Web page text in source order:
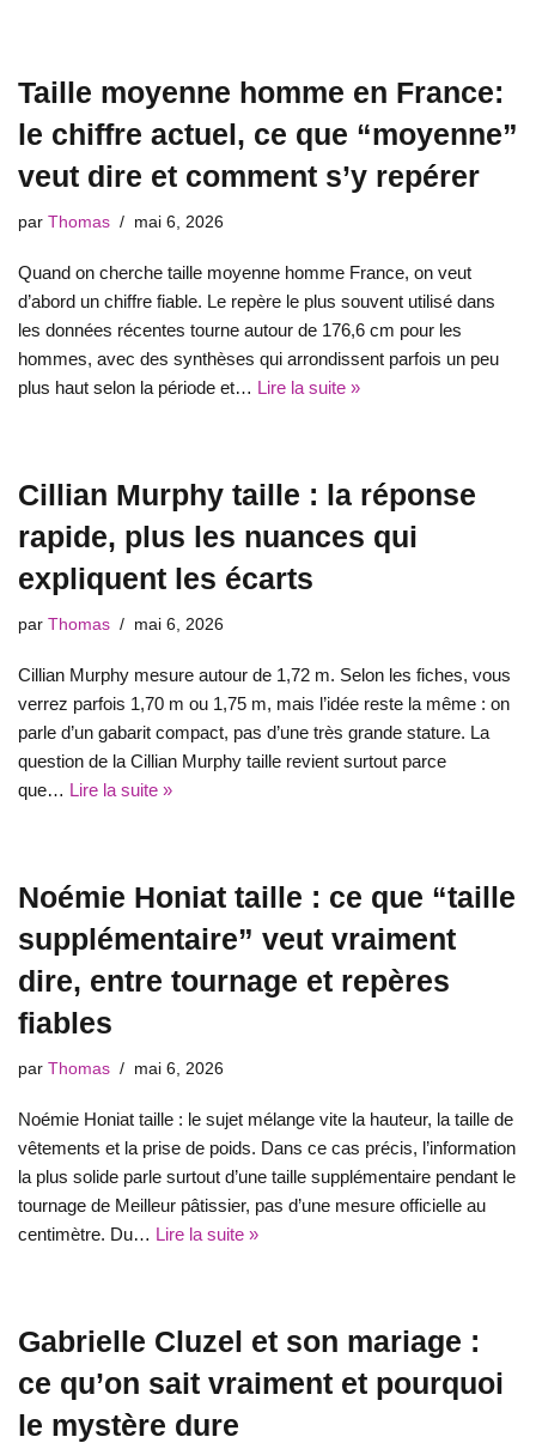
Taille moyenne homme en France:
le chiffre actuel, ce que “moyenne”
veut dire et comment s’y repérer
par Thomas mai 6, 2026
Quand on cherche taille moyenne homme France, on veut
d’abord un chiffre fiable. Le repère le plus souvent utilisé dans
les données récentes tourne autour de 176,6 cm pour les
hommes, avec des synthèses qui arrondissent parfois un peu
plus haut selon la période et… Lire la suite »
Cillian Murphy taille : la réponse
rapide, plus les nuances qui
expliquent les écarts
par Thomas mai 6, 2026
Cillian Murphy mesure autour de 1,72 m. Selon les fiches, vous
verrez parfois 1,70 m ou 1,75 m, mais l’idée reste la même : on
parle d’un gabarit compact, pas d’une très grande stature. La
question de la Cillian Murphy taille revient surtout parce
que… Lire la suite »
Noémie Honiat taille : ce que “taille
supplémentaire” veut vraiment
dire, entre tournage et repères
fiables
par Thomas mai 6, 2026
Noémie Honiat taille : le sujet mélange vite la hauteur, la taille de
vêtements et la prise de poids. Dans ce cas précis, l’information
la plus solide parle surtout d’une taille supplémentaire pendant le
tournage de Meilleur pâtissier, pas d’une mesure officielle au
centimètre. Du… Lire la suite »
Gabrielle Cluzel et son mariage :
ce qu’on sait vraiment et pourquoi
le mystère dure